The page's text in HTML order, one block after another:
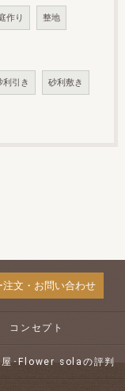
作り 整地
利引き 砂利敷き
注文・お問い合わせ
コンセプト
屋･Flower solaの評判